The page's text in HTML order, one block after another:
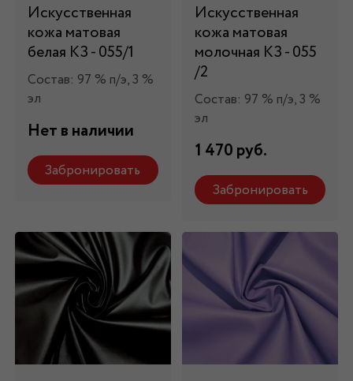
Искусственная
кожа матовая
белая КЗ - 055/1
Состав: 97 % п/э, 3 %
эл
Нет в наличии
Забронировать
Искусственная
кожа матовая
молочная КЗ - 055
/2
Состав: 97 % п/э, 3 %
эл
1 470 руб.
Забронировать